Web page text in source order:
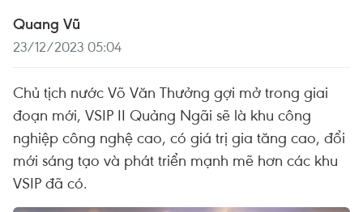
Quang Vũ
23/12/2023 05:04
Chủ tịch nước Võ Văn Thưởng gợi mở trong giai
đoạn mới, VSIP II Quảng Ngãi sẽ là khu công
nghiệp công nghệ cao, có giá trị gia tăng cao, đổi
mới sáng tạo và phát triển mạnh mẽ hơn các khu
VSIP đã có.